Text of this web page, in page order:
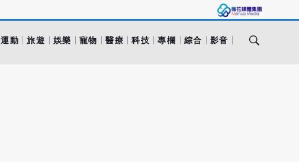
運動 旅遊 娛樂 寵物 醫療 科技 專欄 綜合 影音